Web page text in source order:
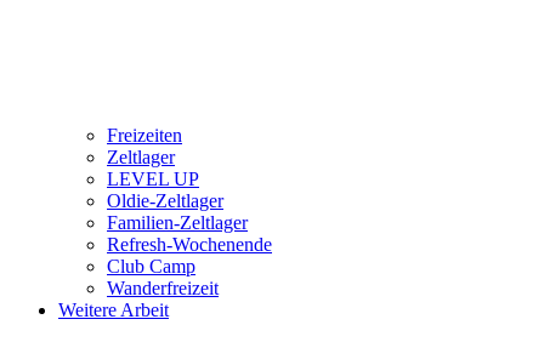
Freizeiten
Zeltlager
LEVEL UP
Oldie-Zeltlager
Familien-Zeltlager
Refresh-Wochenende
Club Camp
Wanderfreizeit
Weitere Arbeit